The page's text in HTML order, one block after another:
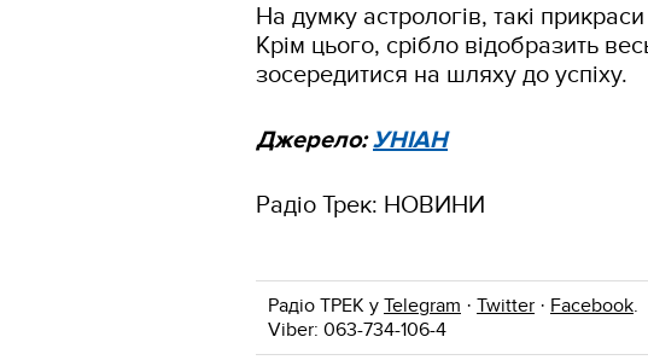
На думку астрологів, такі
Крім цього, срібло відобразить
зосередитися на шляху до успіху.
Джерело:УНІАН
Радіо Трек: НОВИНИ
Радіо ТРЕК у Telegram · Twitter · Facebook.
Viber: 063-734-106-4